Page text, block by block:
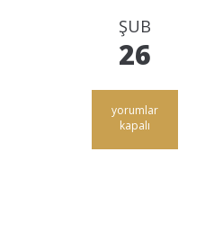
ŞUB
26
Enflasyon
Düzeltmesi
yorumlar
kapalı